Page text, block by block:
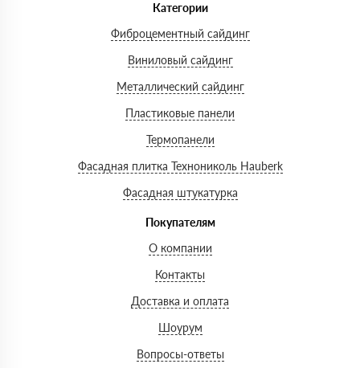
Категории
Фиброцементный сайдинг
Виниловый сайдинг
Металлический сайдинг
Пластиковые панели
Термопанели
Фасадная плитка Технониколь Hauberk
Фасадная штукатурка
Покупателям
О компании
Контакты
Доставка и оплата
Шоурум
Вопросы-ответы